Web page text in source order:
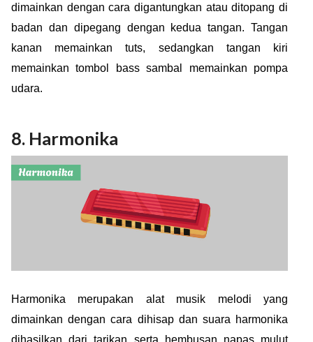
dimainkan dengan cara digantungkan atau ditopang di
badan dan dipegang dengan kedua tangan. Tangan
kanan memainkan tuts, sedangkan tangan kiri
memainkan tombol bass sambal memainkan pompa
udara.
8. Harmonika
Harmonika merupakan alat musik melodi yang
dimainkan dengan cara dihisap dan suara harmonika
dihasilkan dari tarikan serta hembusan napas mulut